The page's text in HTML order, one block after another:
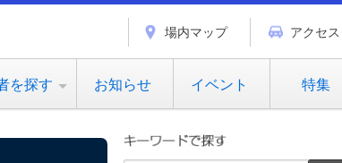
場内マップ アクセス
を探す お知らせ イベント 特集